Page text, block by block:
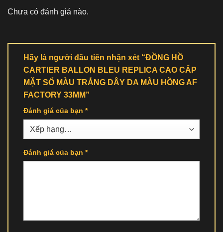
Chưa có đánh giá nào.
Hãy là người đầu tiên nhận xét “ĐỒNG HỒ
CARTIER BALLON BLEU REPLICA CAO CẤP
MẶT SỐ MÀU TRẮNG DÂY DA MÀU HỒNG AF
FACTORY 33MM”
Đánh giá của bạn *
Đánh giá của bạn *